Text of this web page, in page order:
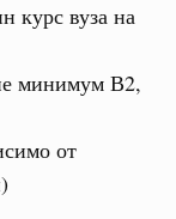
курс вуза на
минимум В2,
от